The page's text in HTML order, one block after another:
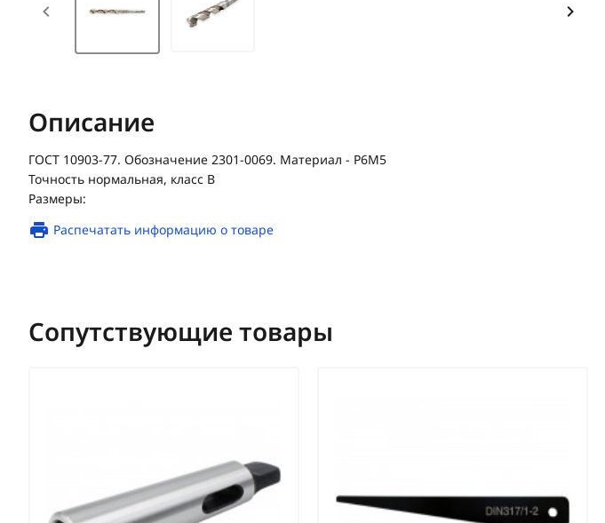
Описание
ГОСТ 10903-77. Обозначение 2301-0069. Материал - Р6М5
Точность нормальная, класс В
Размеры:
Распечатать информацию о товаре
Сопутствующие товары